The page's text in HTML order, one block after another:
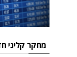
מחקר קליני